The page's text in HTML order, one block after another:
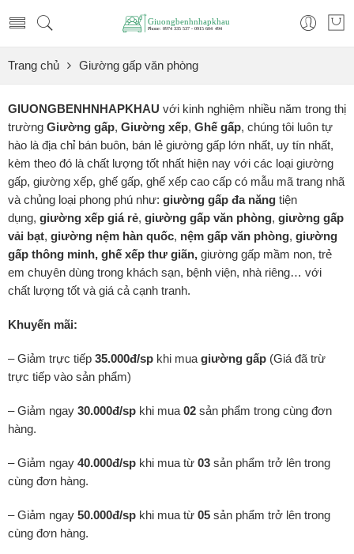
Trang chủ Giường gấp văn phòng
GIUONGBENHNHAPKHAU với kinh nghiệm nhiều năm trong thị
trường Giường gấp, Giường xếp, Ghế gấp, chúng tôi luôn tự
hào là địa chỉ bán buôn, bán lẻ giường gấp lớn nhất, uy tín nhất,
kèm theo đó là chất lượng tốt nhất hiện nay với các loại giường
gấp, giường xếp, ghế gấp, ghế xếp cao cấp có mẫu mã trang nhã
và chủng loại phong phú như: giường gấp đa năng tiện
dụng, giường xếp giá rẻ, giường gấp văn phòng, giường gấp
vải bạt, giường nệm hàn quốc, nệm gấp văn phòng, giường
gấp thông minh, ghế xếp thư giãn, giường gấp mầm non, trẻ
em chuyên dùng trong khách sạn, bệnh viện, nhà riêng… với
chất lượng tốt và giá cả cạnh tranh.
Khuyến mãi:
– Giảm trực tiếp 35.000đ/sp khi mua giường gấp (Giá đã trừ
trực tiếp vào sản phẩm)
– Giảm ngay 30.000đ/sp khi mua 02 sản phẩm trong cùng đơn
hàng.
– Giảm ngay 40.000đ/sp khi mua từ 03 sản phẩm trở lên trong
cùng đơn hàng.
– Giảm ngay 50.000đ/sp khi mua từ 05 sản phẩm trở lên trong
cùng đơn hàng.